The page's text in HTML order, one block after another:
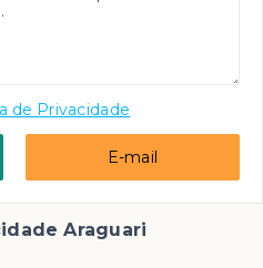
de Privacidade
E-mail
Araguari